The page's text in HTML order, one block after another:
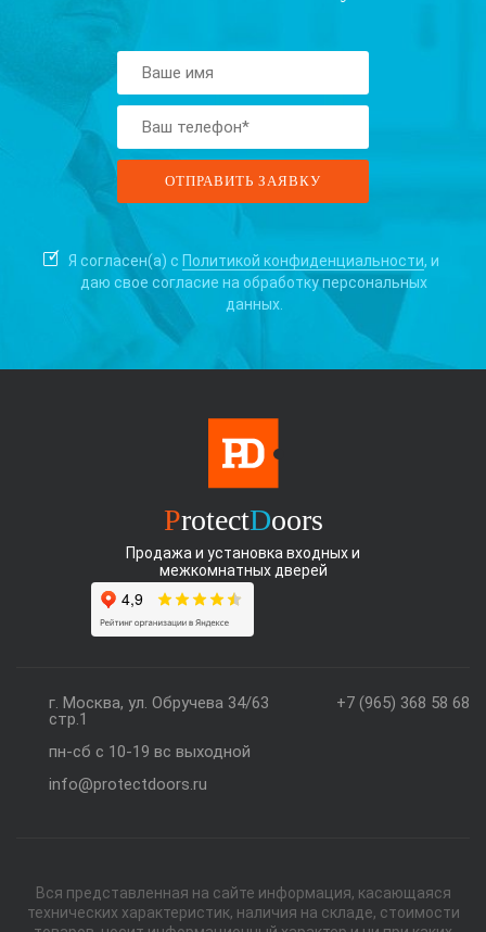
Я согласен(а) с Политикой конфиденциальности, и
даю свое согласие на обработку персональных
данных.
ProtectDoors
Продажа и установка входных и
межкомнатных дверей
+7 (965) 368 58 68
г. Москва, ул. Обручева 34/63
стр.1
пн-сб с 10-19 вс выходной
info@protectdoors.ru
Вся представленная на сайте информация, касающаяся
технических характеристик, наличия на складе, стоимости